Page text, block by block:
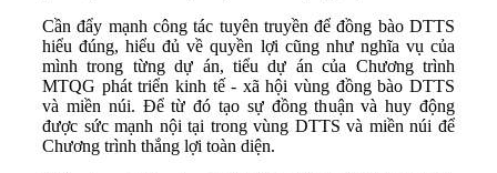
Cần đẩy mạnh công tác tuyên truyền để đồng bào DTTS
hiểu đúng, hiểu đủ về quyền lợi cũng như nghĩa vụ của
mình trong từng dự án, tiểu dự án của Chương trình
MTQG phát triển kinh tế - xã hội vùng đồng bào DTTS
và miền núi. Để từ đó tạo sự đồng thuận và huy động
được sức mạnh nội tại trong vùng DTTS và miền núi để
Chương trình thắng lợi toàn diện.